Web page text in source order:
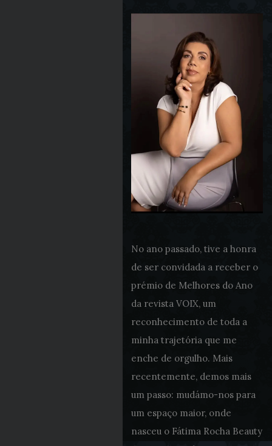
No ano passado, tive a honra
de ser convidada a receber o
prémio de Melhores do Ano
da revista VOIX, um
reconhecimento de toda a
minha trajetória que me
enche de orgulho. Mais
recentemente, demos mais
um passo: mudámo-nos para
um espaço maior, onde
nasceu o Fátima Rocha Beauty